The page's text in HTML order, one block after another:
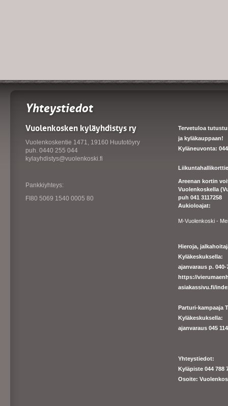
Yhteystiedot
Vuolenkosken kyläyhdistys ry
Vuolenkoskentie 1471, 19160 Huutotöyry
puh. 0440 255 044
kylayhdistys@vuolenkoski.fi
Pankkiyhteys:
FI80 5069 1540 0005 80
Tervetuloa
ja kyläkauppaan!
Kyläneuvonta: 044
Areenan kortin
Vuolenkoskella
puh 041 3117258
Aukioloajat:
M-Vuolenkoski -
Hieroja,
Kyläkeskuksella:
ajanvaraus p.
https://
asiakassivu.fi/
Parturi-kampaaja
Kyläkeskuksella:
ajanvaraus 045
Yhteystiedot:
Kyläpiste 044 788
Osoite: